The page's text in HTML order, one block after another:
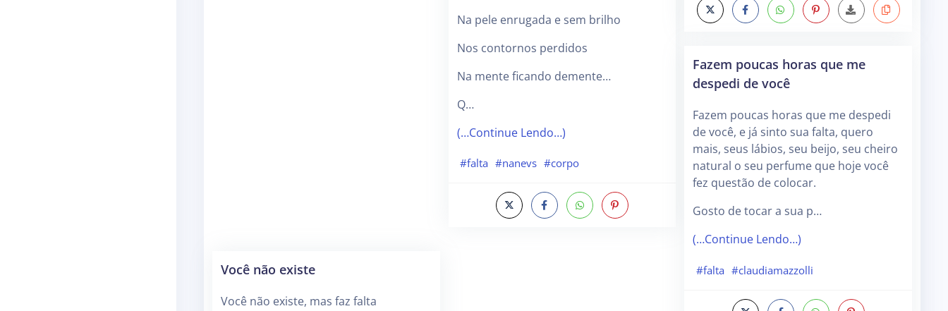
Você não existe
Você não existe, mas faz falta
Na pele enrugada e sem brilho
Nos contornos perdidos
Na mente ficando demente…
Q…
(…Continue Lendo…)
#falta #nanevs #corpo
Fazem poucas horas que me
despedi de você
Fazem poucas horas que me despedi
de você, e já sinto sua falta, quero
mais, seus lábios, seu beijo, seu cheiro
natural o seu perfume que hoje você
fez questão de colocar.
Gosto de tocar a sua p…
(…Continue Lendo…)
#falta #claudiamazzolli